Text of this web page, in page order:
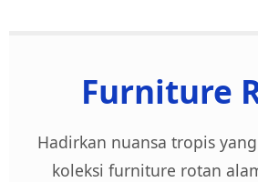
Furniture
Hadirkan nuansa tropis
koleksi furniture rotan